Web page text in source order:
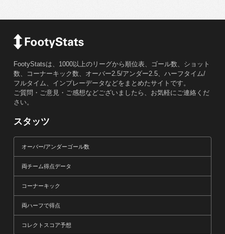
FootyStatsは、1000以上のリーグから順位表、ゴール数、ショット
数、コーナーキック数、オーバー2.5/アンダー2.5、ハーフタイム/
フルタイム、インプレーデータなどをまとめたサイトです。
ご質問・ご意見・ご感想などございましたら、お気軽にご連絡くだ
さい。
スタッツ
オーバー/アンダーゴール数
両チーム得点データ
コーナーキック
両ハーフで得点
コレクトスコア予想